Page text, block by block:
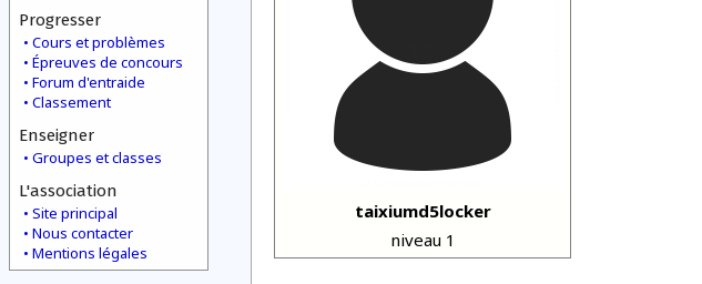
Progresser
Cours et problèmes
Épreuves de concours
Forum d'entraide
Classement
Enseigner
Groupes et classes
L'association
Site principal
Nous contacter
Mentions légales
taixiumd5locker
niveau 1